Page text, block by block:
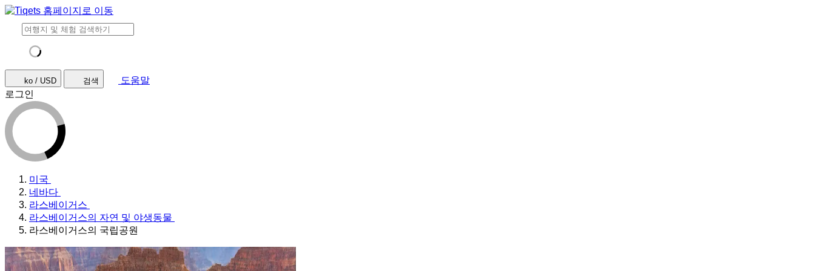
ko / USD 검색
도움말
로그인
미국
네바다
라스베이거스
라스베이거스의 자연 및 야생동물
라스베이거스의 국립공원